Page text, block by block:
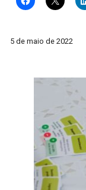
5 de maio de 2022